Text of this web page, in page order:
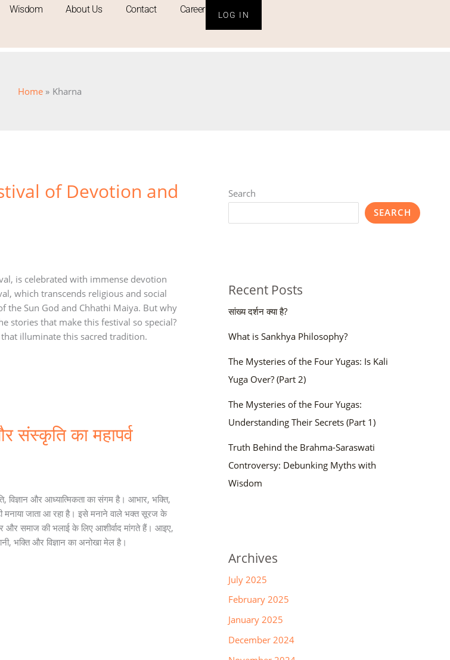
Wisdom About Us Contact Career LOG IN
Home Kharna
of Devotion and
is celebrated with immense devotion
which transcends religious and social
the Sun God and Chhathi Maiya. But why
stories that make this festival so special?
illuminate this sacred tradition.
का महापर्व
विज्ञान और आध्यात्मिकता का संगम है। आभार, भक्ति,
मनाया जाता आ रहा है। इसे मनाने वाले भक्त सूरज के
और समाज की भलाई के लिए आशीर्वाद मांगते हैं। आइए,
भक्ति और विज्ञान का अनोखा मेल है।
Search
SEARCH
Recent Posts
सांख्य दर्शन क्या है?
What is Sankhya Philosophy?
The Mysteries of the Four Yugas: Is Kali
Yuga Over? (Part 2)
The Mysteries of the Four Yugas:
Understanding Their Secrets (Part 1)
Truth Behind the Brahma-Saraswati
Controversy: Debunking Myths with
Wisdom
Archives
July 2025
February 2025
January 2025
December 2024